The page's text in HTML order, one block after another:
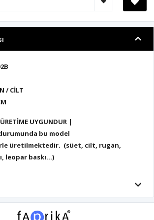
/ CİLT
UYGUNDUR |
bu model
üretilmektedir. (süet, cilt, rugan,
leopar baskı...)